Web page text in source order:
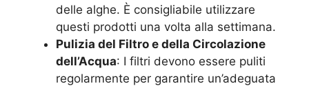
delle alghe. È consigliabile utilizzare
questi prodotti una volta alla settimana.
Pulizia del Filtro e della Circolazione
dell’Acqua: I filtri devono essere puliti
regolarmente per garantire un’adeguata